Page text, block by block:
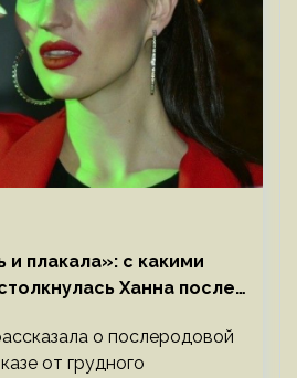
и плакала»: с какими
Ханна после
о послеродовой
от грудного